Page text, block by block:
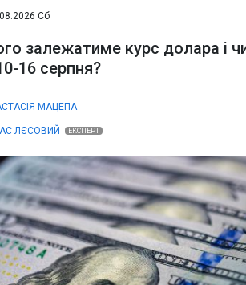
Сб
залежатиме курс долара і
16 серпня?
МАЦЕПА
ЛЄСОВИЙ ЕКСПЕРТ